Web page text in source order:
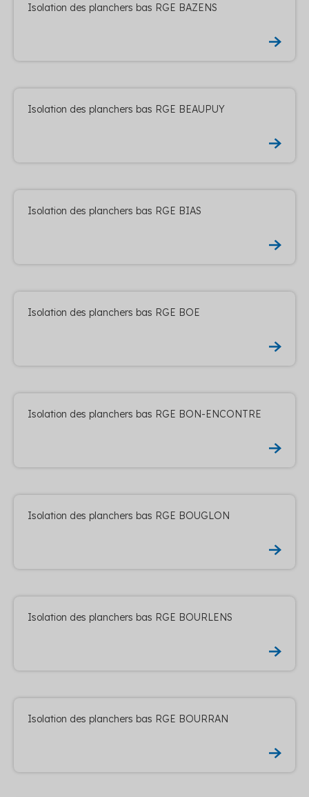
Isolation des planchers bas RGE BAZENS
Isolation des planchers bas RGE BEAUPUY
Isolation des planchers bas RGE BIAS
Isolation des planchers bas RGE BOE
Isolation des planchers bas RGE BON-ENCONTRE
Isolation des planchers bas RGE BOUGLON
Isolation des planchers bas RGE BOURLENS
Isolation des planchers bas RGE BOURRAN